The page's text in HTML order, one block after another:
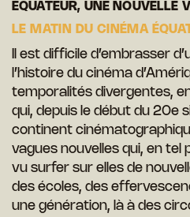
ÉQUATEUR, UNE NOUVELLE
LE MATIN DU CINÉMA
Il est difficile d’embrasser
l’histoire du cinéma
temporalités divergentes,
qui, depuis le début du 20e
continent
vagues nouvelles qui, en tel
vu surfer sur elles de
des écoles, des
une génération, là à des